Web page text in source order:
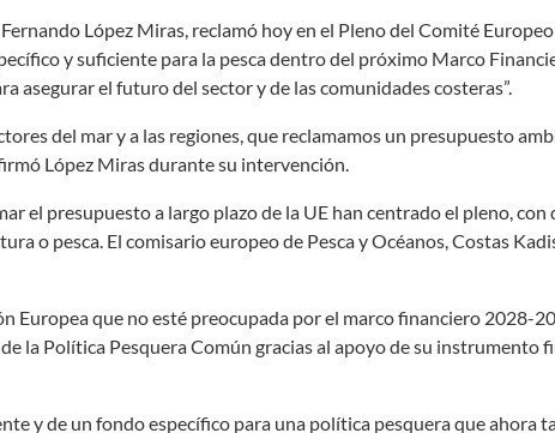
López Miras, reclamó hoy en el Pleno del Comité
y suficiente para la pesca dentro del próximo Marco
asegurar el futuro del sector y de las comunidades costeras”.
del mar y a las regiones, que reclamamos un presupuesto
López Miras durante su intervención.
el presupuesto a largo plazo de la UE han centrado el pleno, con
o pesca. El comisario europeo de Pesca y Océanos, Costas
Europea que no esté preocupada por el marco financiero 2028-
la Política Pesquera Común gracias al apoyo de su instrumento
y de un fondo específico para una política pesquera que ahora